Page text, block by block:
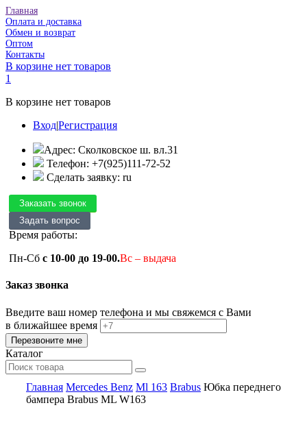
Главная
Оплата и доставка
Обмен и возврат
Оптом
Контакты
В корзине нет товаров
1
В корзине нет товаров
Вход|Регистрация
Адрес: Сколковское ш. вл.31
Телефон: +7(925)111-72-52
Сделать заявку: ru
Время работы:
Пн-Сб с 10-00 до 19-00.Вс – выдача
Заказ звонка
Введите ваш номер телефона и мы свяжемся с Вами
в ближайшее время
Каталог
Главная Mercedes Benz Ml 163 Brabus Юбка переднего
бампера Brabus ML W163